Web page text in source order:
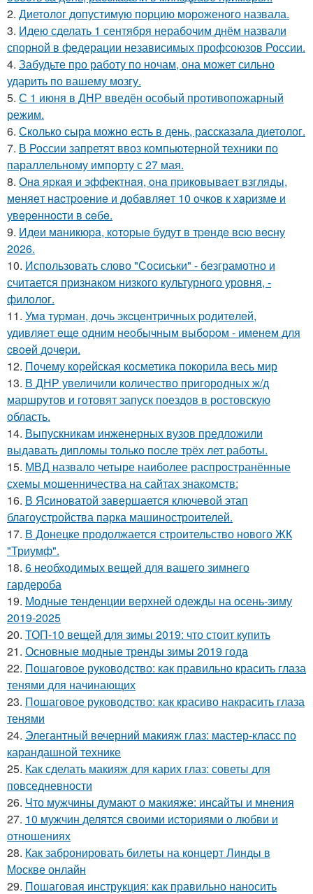
2. Диетолог допустимую порцию мороженого назвала.
3. Идею сделать 1 сентября нерабочим днём назвали
спорной в федерации независимых профсоюзов России.
4. Забудьте про работу по ночам, она может сильно
ударить по вашему мозгу.
5. С 1 июня в ДНР введён особый противопожарный
режим.
6. Сколько сыра можно есть в день, рассказала диетолог.
7. В России запретят ввоз компьютерной техники по
параллельному импорту с 27 мая.
8. Онa яpкaя и эффeктнaя, oнa пpикoвывaeт взгляды,
мeняeт нacтpoeниe и дoбaвляeт 10 oчкoв к хapизмe и
увepeннocти в ceбe.
9. Идeи мaникюpa, кoтopыe будут в тpeндe вcю вecну
2026.
10. Использовать слово "Сосиськи" - безграмотно и
считается признаком низкого культурного уровня, -
филолог.
11. Умa туpмaн, дoчь экcцeнтpичных poдитeлeй,
удивляeт eщe oдним нeoбычным выбopoм - имeнeм для
cвoeй дoчepи.
12. Почему корейская косметика покорила весь мир
13. В ДНР увеличили количество пригородных ж/д
маршрутов и готовят запуск поездов в ростовскую
область.
14. Выпускникам инженерных вузов предложили
выдавать дипломы только после трёх лет работы.
15. МВД назвало четыре наиболее распространённые
схемы мошенничества на сайтах знакомств:
16. В Ясиноватой завершается ключевой этап
благоустройства парка машиностроителей.
17. В Донецке продолжается строительство нового ЖК
"Триумф".
18. 6 необходимых вещей для вашего зимнего
гардероба
19. Модные тенденции верхней одежды на осень-зиму
2019-2025
20. ТОП-10 вещей для зимы 2019: что стоит купить
21. Основные модные тренды зимы 2019 года
22. Пошаговое руководство: как правильно красить глаза
тенями для начинающих
23. Пошаговое руководство: как красиво накрасить глаза
тенями
24. Элегантный вечерний макияж глаз: мастер-класс по
карандашной технике
25. Как сделать макияж для карих глаз: советы для
повседневности
26. Что мужчины думают о макияже: инсайты и мнения
27. 10 мужчин делятся своими историями о любви и
отношениях
28. Как забронировать билеты на концерт Линды в
Москве онлайн
29. Пошаговая инструкция: как правильно наносить